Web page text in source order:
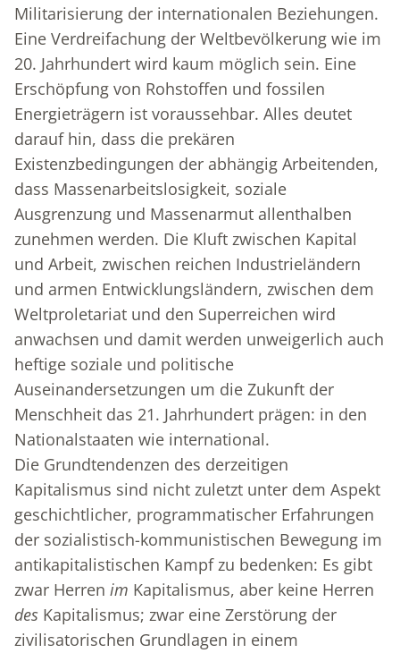
Militarisierung der internationalen Beziehungen.
Eine Verdreifachung der Weltbevölkerung wie im
20. Jahrhundert wird kaum möglich sein. Eine
Erschöpfung von Rohstoffen und fossilen
Energieträgern ist voraussehbar. Alles deutet
darauf hin, dass die prekären
Existenzbedingungen der abhängig Arbeitenden,
dass Massenarbeitslosigkeit, soziale
Ausgrenzung und Massenarmut allenthalben
zunehmen werden. Die Kluft zwischen Kapital
und Arbeit, zwischen reichen Industrieländern
und armen Entwicklungsländern, zwischen dem
Weltproletariat und den Superreichen wird
anwachsen und damit werden unweigerlich auch
heftige soziale und politische
Auseinandersetzungen um die Zukunft der
Menschheit das 21. Jahrhundert prägen: in den
Nationalstaaten wie international.
Die Grundtendenzen des derzeitigen
Kapitalismus sind nicht zuletzt unter dem Aspekt
geschichtlicher, programmatischer Erfahrungen
der sozialistisch-kommunistischen Bewegung im
antikapitalistischen Kampf zu bedenken: Es gibt
zwar Herren im Kapitalismus, aber keine Herren
des Kapitalismus; zwar eine Zerstörung der
zivilisatorischen Grundlagen in einem